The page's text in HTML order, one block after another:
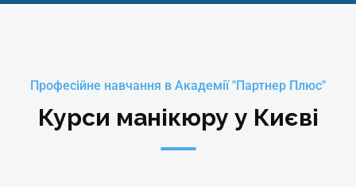
Професійне навчання в Академії "Партнер Плюс"
Курси манікюру у Києві